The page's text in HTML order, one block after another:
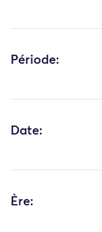
Période:
Date:
Ère: